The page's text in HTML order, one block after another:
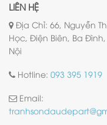
LIÊN HỆ
Địa Chỉ: 66, Nguyễn
Học, Điện Biên, Ba
Nội
Hotline: 093 395 1919
Email: